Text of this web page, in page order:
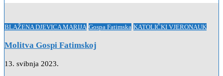
Posted
BLAŽENA DJEVICA MARIJA Gospa Fatimska KATOLIČKI VJERONAUK
Molitva Gospi Fatimskoj
13. svibnja 2023.